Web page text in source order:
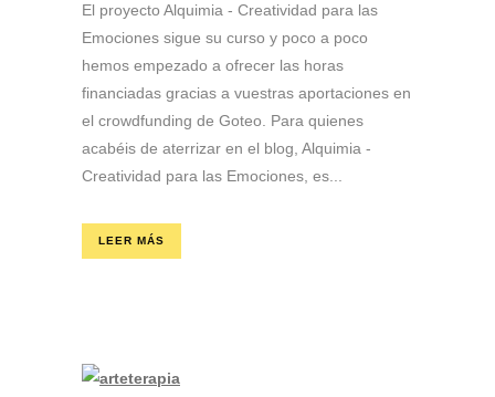
El proyecto Alquimia - Creatividad para las
Emociones sigue su curso y poco a poco
hemos empezado a ofrecer las horas
financiadas gracias a vuestras aportaciones en
el crowdfunding de Goteo. Para quienes
acabéis de aterrizar en el blog, Alquimia -
Creatividad para las Emociones, es...
LEER MÁS